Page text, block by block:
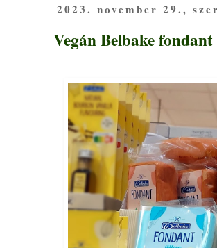
2023. november 29.,
Vegán Belbake